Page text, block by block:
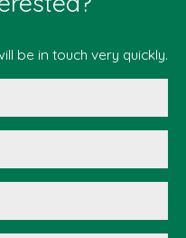
be in touch very quickly.